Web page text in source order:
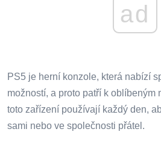
ad
PS5 je herní konzole, která nabízí
možností, a proto patří k oblíbeným
toto zařízení používají každý den,
sami nebo ve společnosti přátel.